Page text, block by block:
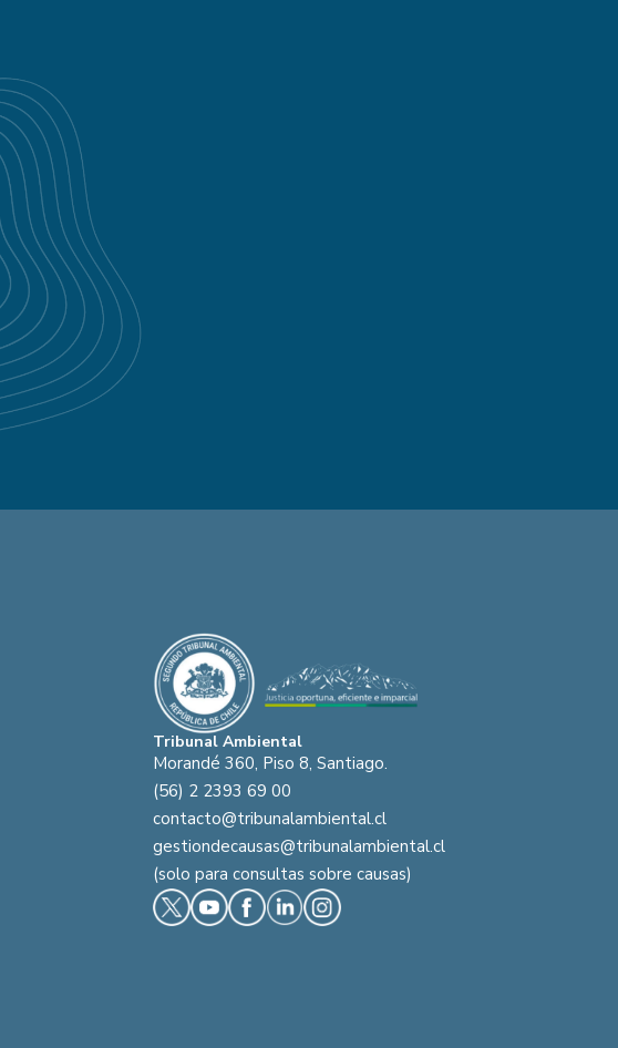
Tribunal Ambiental
Morandé 360, Piso 8, Santiago.
(56) 2 2393 69 00
contacto@tribunalambiental.cl
gestiondecausas@tribunalambiental.cl
(solo para consultas sobre causas)